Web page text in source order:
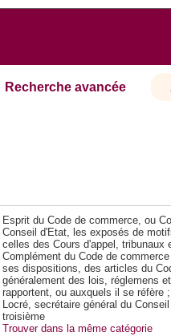
Recherche avancée
Esprit du Code de commerce, ou
Conseil d'Etat, les exposés de
celles des Cours d'appel,
Complément du Code de
ses dispositions, des articles du
généralement des lois, réglemens
rapportent, ou auxquels il se réfère
Locré, secrétaire général du
troisième
Trouver dans la même catégorie